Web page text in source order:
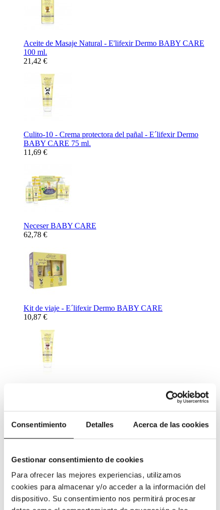
Consentimiento Detalles Acerca de las cookies
Gestionar consentimiento de cookies
Para ofrecer las mejores experiencias, utilizamos
cookies para almacenar y/o acceder a la información del
dispositivo. Su consentimiento nos permitirá procesar
Aceite de Masaje Natural - E'lifexir Dermo BABY CARE
100 ml.
21,42 €
Culito-10 - Crema protectora del pañal - E´lifexir Dermo
BABY CARE 75 ml.
11,69 €
Neceser BABY CARE
62,78 €
Kit de viaje - E´lifexir Dermo BABY CARE
10,87 €
Crema Solar Mineral Protection SPF50 - E´lifexir Dermo
Complemento Alimenticio para ayudar al descanso nocturno -
Netisum VPT 60 caps
11,31 €